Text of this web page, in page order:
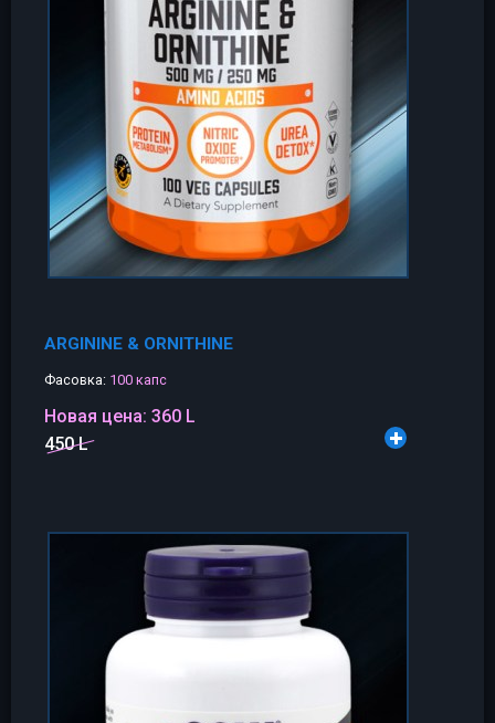
ARGININE & ORNITHINE
Фасовка: 100 капс
Новая цена: 360 L
450 L